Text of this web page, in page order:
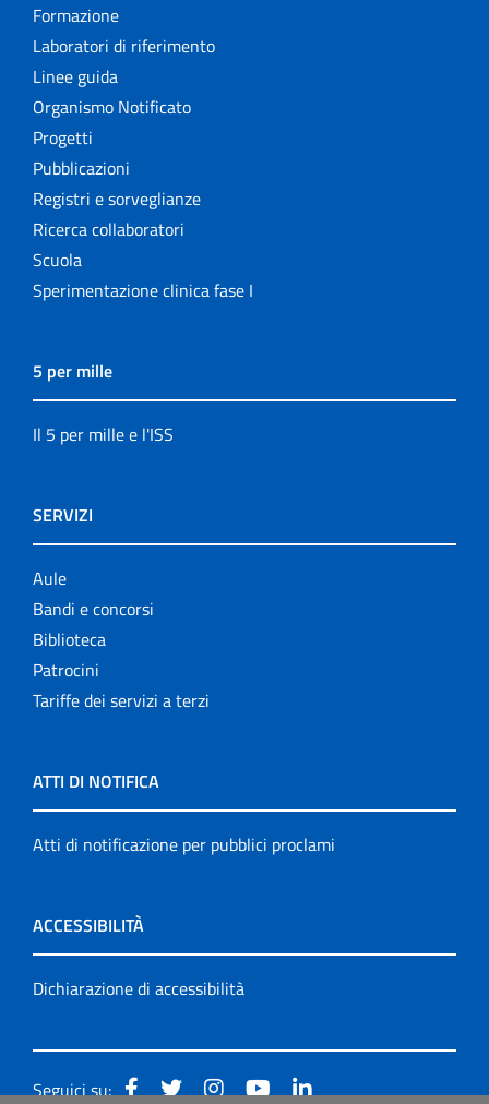
Formazione
Laboratori di riferimento
Linee guida
Organismo Notificato
Progetti
Pubblicazioni
Registri e sorveglianze
Ricerca collaboratori
Scuola
Sperimentazione clinica fase I
5 per mille
Il 5 per mille e l'ISS
SERVIZI
Aule
Bandi e concorsi
Biblioteca
Patrocini
Tariffe dei servizi a terzi
ATTI DI NOTIFICA
Atti di notificazione per pubblici proclami
ACCESSIBILITÀ
Dichiarazione di accessibilità
Seguici su: